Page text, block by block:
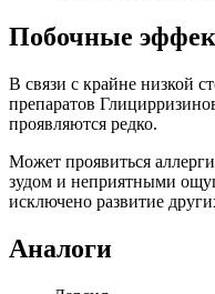
Побочные
В связи с крайне низкой
препаратов
проявляются редко.
Может проявиться
зудом и неприятными
исключено развитие
Аналоги